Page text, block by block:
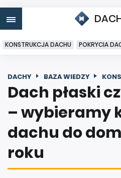
KONSTRUKCJA DACHU POKRYCIA
DACHY BAZA WIEDZY
Dach płaski
– wybieramy
dachu do
roku